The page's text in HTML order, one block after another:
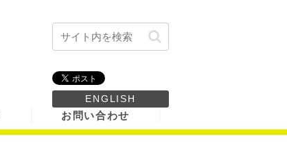
ENGLISH
お問い合わせ